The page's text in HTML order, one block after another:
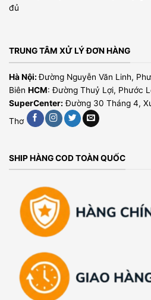
đủ
TRUNG TÂM XỬ LÝ ĐƠN HÀNG
Hà Nội:Đường Nguyễn Văn Linh,
Biên HCM: Đường Thuỷ Lợi, Phước
SuperCenter: Đường 30 Tháng 4,
Thơ
SHIP HÀNG COD TOÀN QUỐC